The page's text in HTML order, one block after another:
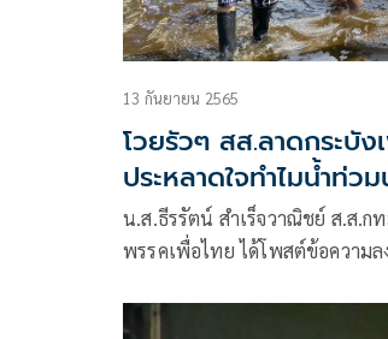
13 กันยายน 2565
โวยรัวๆ สส.ลาดกระบัง
ประหลาดใจทำไมน้ำท่ว
เหลือก็ล่าช้า
น.ส.ธีรรัตน์ สำเร็จวาณิชย์ ส.ส.ก
พรรคเพื่อไทย ได้โพสต์ข้อความล
ลาดกระบังไม่แปลกหรอก แต่ที่แป